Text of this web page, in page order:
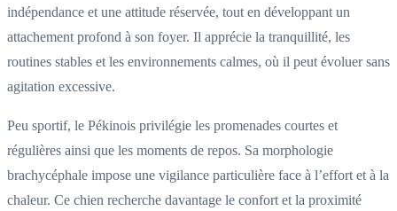
indépendance et une attitude réservée, tout en développant un
attachement profond à son foyer. Il apprécie la tranquillité, les
routines stables et les environnements calmes, où il peut évoluer sans
agitation excessive.
Peu sportif, le Pékinois privilégie les promenades courtes et
régulières ainsi que les moments de repos. Sa morphologie
brachycéphale impose une vigilance particulière face à l’effort et à la
chaleur. Ce chien recherche davantage le confort et la proximité